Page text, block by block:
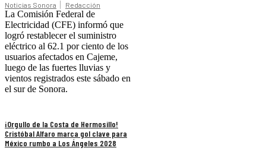
Noticias Sonora Redacción
La Comisión Federal de
Electricidad (CFE) informó que
logró restablecer el suministro
eléctrico al 62.1 por ciento de los
usuarios afectados en Cajeme,
luego de las fuertes lluvias y
vientos registrados este sábado en
el sur de Sonora.
¡Orgullo de la Costa de Hermosillo!
Cristóbal Alfaro marca gol clave para
México rumbo a Los Ángeles 2028